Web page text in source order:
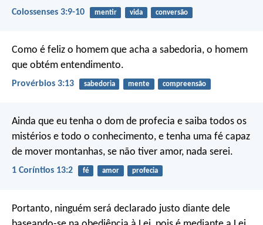
Colossenses 3:9-10 mentir vida conversão
Como é feliz o homem que acha a sabedoria, o homem
que obtém entendimento.
Provérbios 3:13 sabedoria mente compreensão
Ainda que eu tenha o dom de profecia e saiba todos os
mistérios e todo o conhecimento, e tenha uma fé capaz
de mover montanhas, se não tiver amor, nada serei.
1 Coríntios 13:2 fé amor profecia
Portanto, ninguém será declarado justo diante dele